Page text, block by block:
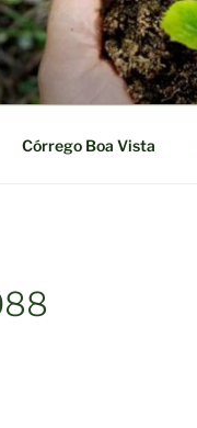
Córrego Boa Vista